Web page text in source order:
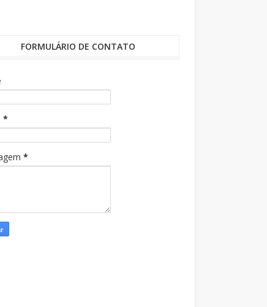
FORMULÁRIO DE CONTATO
*
*